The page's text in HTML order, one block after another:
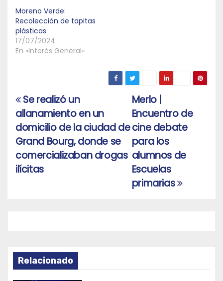
Moreno Verde:
Recolección de tapitas
plásticas
17/07/2024
En «Interés General»
Navegación
de
entradas
Merlo |
Encuentro de
cine debate
para los
alumnos de
Escuelas
primarias
Se realizó un
allanamiento en un
domicilio de la ciudad de
Grand Bourg, donde se
comercializaban drogas
ilícitas
Relacionado